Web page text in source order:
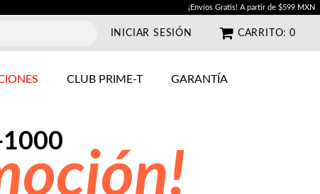
¡Envíos Gratis! A partir de $599 MXN
CARRITO: 0
INICIAR SESIÓN
CLUB PRIME-T GARANTÍA
1000